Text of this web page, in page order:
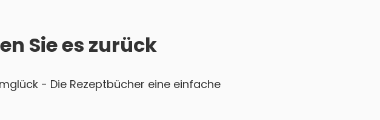
Sie es zurück
- Die Rezeptbücher eine einfache